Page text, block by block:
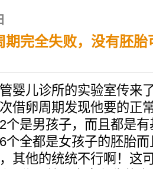
期完全失败，没有胚
婴儿诊所的实验室传来
借卵周期发现他要的正
个是男孩子，而且都是
个全都是女孩子的胚胎
其他的统统不行啊！这